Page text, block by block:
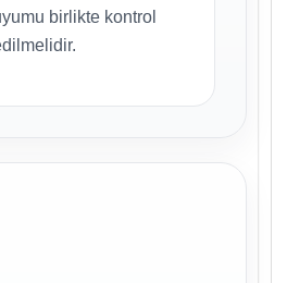
birlikte kontrol